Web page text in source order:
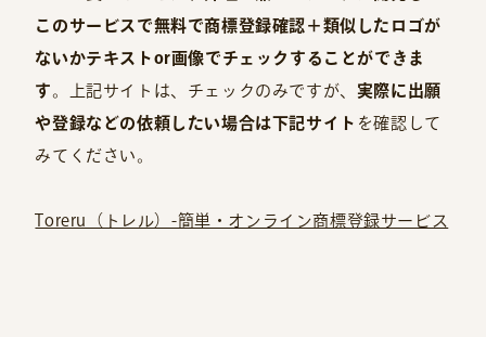
このサービスで無料で商標登録確認＋類似したロゴが
ないかテキストor画像でチェックすることができま
す 。上記サイトは、チェックのみですが、 実際に出願
や登録などの依頼したい場合は下記サイト を確認して
みてください。
Toreru（トレル）-簡単・オンライン商標登録サービス